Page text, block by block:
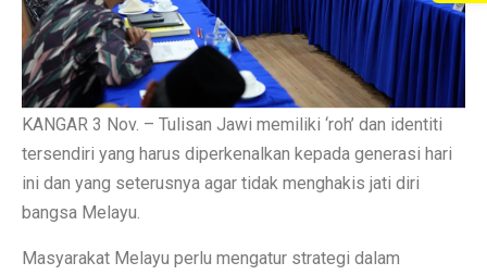
KANGAR 3 Nov. – Tulisan Jawi memiliki ‘roh’ dan identiti
tersendiri yang harus diperkenalkan kepada generasi hari
ini dan yang seterusnya agar tidak menghakis jati diri
bangsa Melayu.
Masyarakat Melayu perlu mengatur strategi dalam